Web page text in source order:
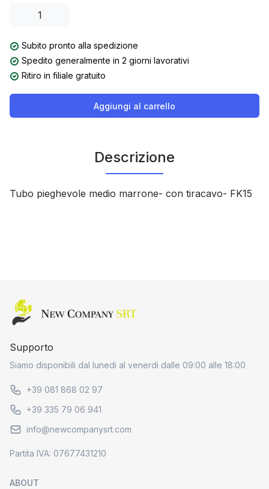
Subito pronto alla spedizione
Spedito generalmente in 2 giorni lavorativi
Ritiro in filiale gratuito
Aggiungi al carrello
Descrizione
Tubo pieghevole medio marrone- con tiracavo- FK15
Home page
ABOUT
Supporto
Siamo disponibili dal lunedi al venerdi dalle 09:00 alle 18:00
+39 081 868 02 97
+39 335 79 06 941
info@newcompanysrt.com
Partita IVA: 07677431210